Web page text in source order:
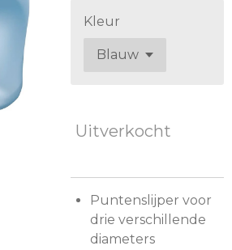
Kleur
Uitverkocht
Puntenslijper voor
drie verschillende
diameters